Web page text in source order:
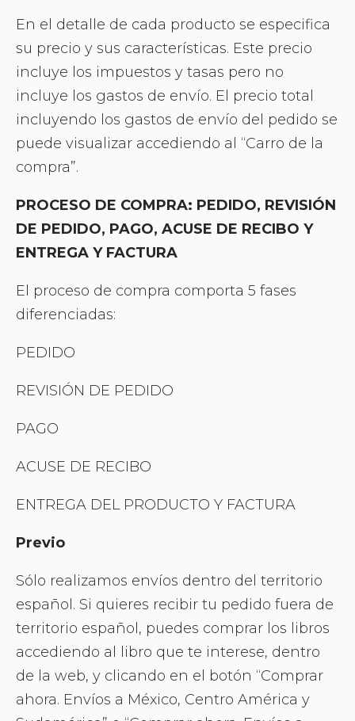
En el detalle de cada producto se especifica
su precio y sus características. Este precio
incluye los impuestos y tasas pero no
incluye los gastos de envío. El precio total
incluyendo los gastos de envío del pedido se
puede visualizar accediendo al “Carro de la
compra”.
PROCESO DE COMPRA: PEDIDO, REVISIÓN
DE PEDIDO, PAGO, ACUSE DE RECIBO Y
ENTREGA Y FACTURA
El proceso de compra comporta 5 fases
diferenciadas:
PEDIDO
REVISIÓN DE PEDIDO
PAGO
ACUSE DE RECIBO
ENTREGA DEL PRODUCTO Y FACTURA
Previo
Sólo realizamos envíos dentro del territorio
español. Si quieres recibir tu pedido fuera de
territorio español, puedes comprar los libros
accediendo al libro que te interese, dentro
de la web, y clicando en el botón “Comprar
ahora. Envíos a México, Centro América y